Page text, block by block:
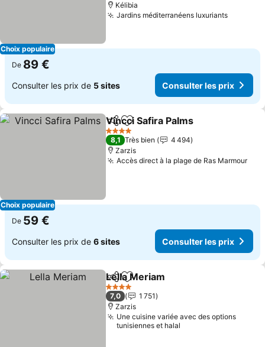
Choix populaire
Kélibia
Jardins méditerranéens luxuriants
De 89 €
Consulter les prix de 5 sites Consulter les prix
Choix populaire
PartagerAjouter à mes favoris
Vincci Safira Palms
4 Étoiles
8,1 Très bien
4 494
Zarzis
Accès direct à la plage de Ras Marmour
De 59 €
Consulter les prix de 6 sites Consulter les prix
PartagerAjouter à mes favoris
Lella Meriam
4 Étoiles
7,0
1 751
Zarzis
Une cuisine variée avec des options
tunisiennes et halal